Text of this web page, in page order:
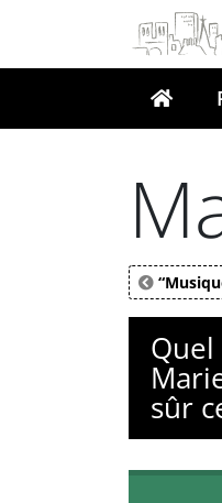
sûr
Panneau de gestion des